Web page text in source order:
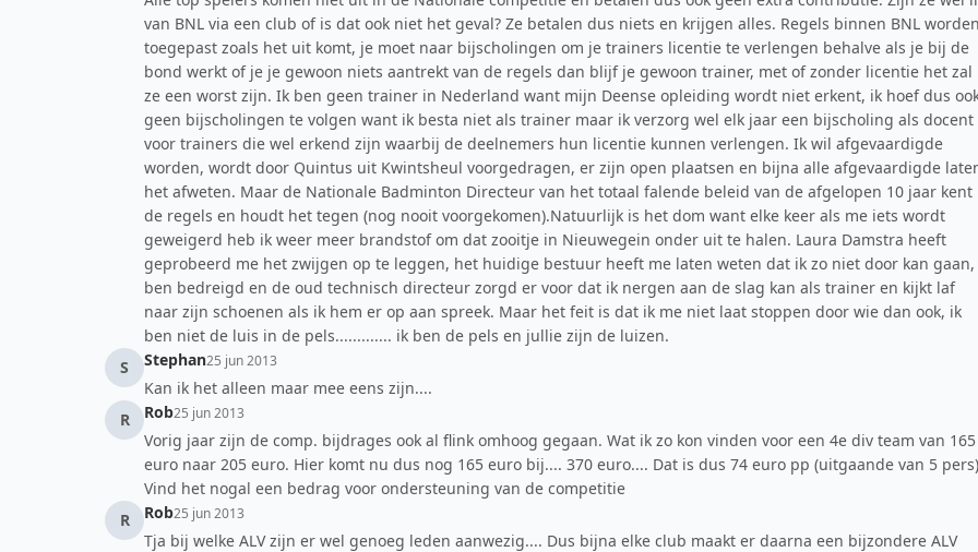
van BNL via een club of is dat ook niet het geval? Ze betalen dus niets en krijgen alles. Regels binnen BNL
toegepast zoals het uit komt, je moet naar bijscholingen om je trainers licentie te verlengen behalve als je bij de
bond werkt of je je gewoon niets aantrekt van de regels dan blijf je gewoon trainer, met of zonder licentie het zal
ze een worst zijn. Ik ben geen trainer in Nederland want mijn Deense opleiding wordt niet erkent, ik hoef dus
geen bijscholingen te volgen want ik besta niet als trainer maar ik verzorg wel elk jaar een bijscholing als docent
voor trainers die wel erkend zijn waarbij de deelnemers hun licentie kunnen verlengen. Ik wil afgevaardigde
worden, wordt door Quintus uit Kwintsheul voorgedragen, er zijn open plaatsen en bijna alle afgevaardigde
het afweten. Maar de Nationale Badminton Directeur van het totaal falende beleid van de afgelopen 10 jaar kent
de regels en houdt het tegen (nog nooit voorgekomen).Natuurlijk is het dom want elke keer als me iets wordt
geweigerd heb ik weer meer brandstof om dat zooitje in Nieuwegein onder uit te halen. Laura Damstra heeft
geprobeerd me het zwijgen op te leggen, het huidige bestuur heeft me laten weten dat ik zo niet door kan gaan,
ben bedreigd en de oud technisch directeur zorgd er voor dat ik nergen aan de slag kan als trainer en kijkt laf
naar zijn schoenen als ik hem er op aan spreek. Maar het feit is dat ik me niet laat stoppen door wie dan ook, ik
ben niet de luis in de pels............. ik ben de pels en jullie zijn de luizen.
S
Stephan25 jun 2013
Kan ik het alleen maar mee eens zijn....
R
Rob25 jun 2013
Vorig jaar zijn de comp. bijdrages ook al flink omhoog gegaan. Wat ik zo kon vinden voor een 4e div team van 165
euro naar 205 euro. Hier komt nu dus nog 165 euro bij.... 370 euro.... Dat is dus 74 euro pp (uitgaande van 5
Vind het nogal een bedrag voor ondersteuning van de competitie
R
Rob25 jun 2013
Tja bij welke ALV zijn er wel genoeg leden aanwezig.... Dus bijna elke club maakt er daarna een bijzondere ALV